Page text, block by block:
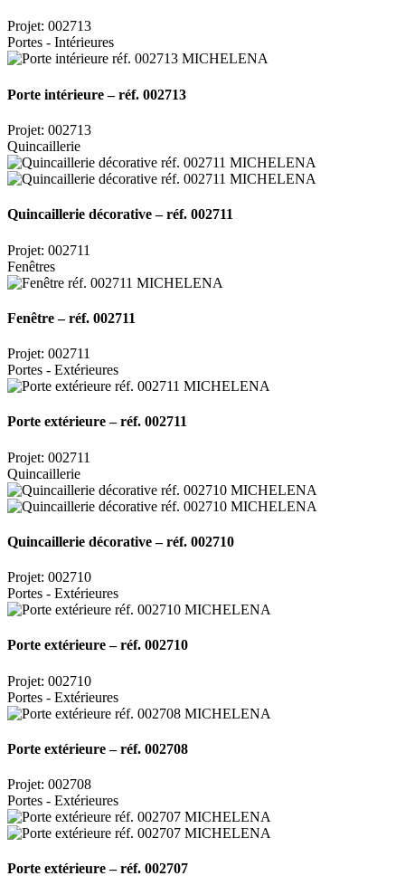
Projet: 002713
Portes - Intérieures
Porte intérieure – réf. 002713
Projet: 002713
Quincaillerie
Quincaillerie décorative – réf. 002711
Projet: 002711
Fenêtres
Fenêtre – réf. 002711
Projet: 002711
Portes - Extérieures
Porte extérieure – réf. 002711
Projet: 002711
Quincaillerie
Quincaillerie décorative – réf. 002710
Projet: 002710
Portes - Extérieures
Porte extérieure – réf. 002710
Projet: 002710
Portes - Extérieures
Porte extérieure – réf. 002708
Projet: 002708
Portes - Extérieures
Porte extérieure – réf. 002707